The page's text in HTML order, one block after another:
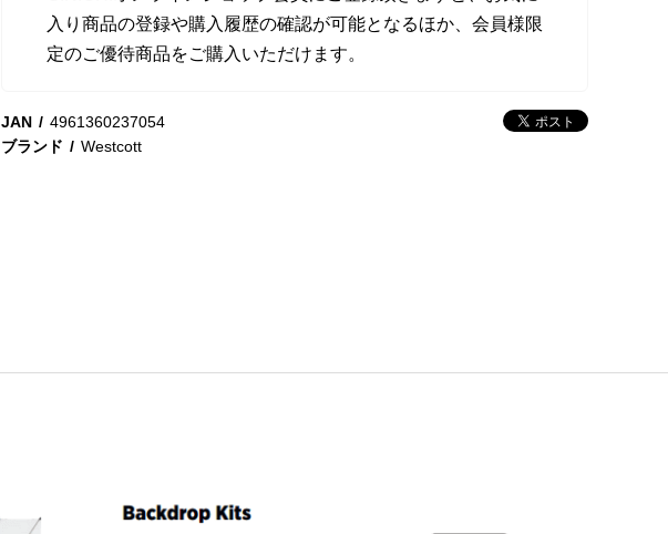
入り商品の登録や購入履歴の確認が可能となるほか、会員様限
定のご優待商品をご購入いただけます。
JAN
4961360237054
ブランド
Westcott